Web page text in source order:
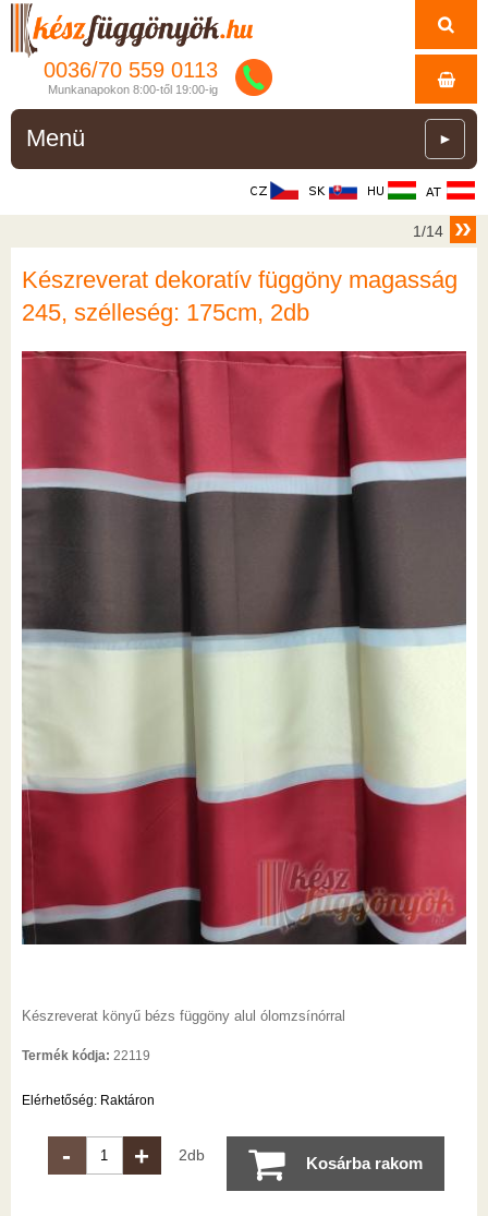
0036/70 559 0113
Munkanapokon 8:00-től 19:00-ig
Menü ►
1/14
Készreverat dekoratív függöny magasság
245, szélleség: 175cm, 2db
Készreverat könyű bézs függöny alul ólomzsínórral
Termék kódja: 22119
Elérhetőség: Raktáron
- + 2db Kosárba rakom